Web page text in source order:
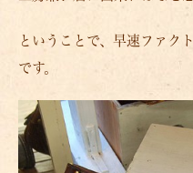
ということで、早速ファク
です。